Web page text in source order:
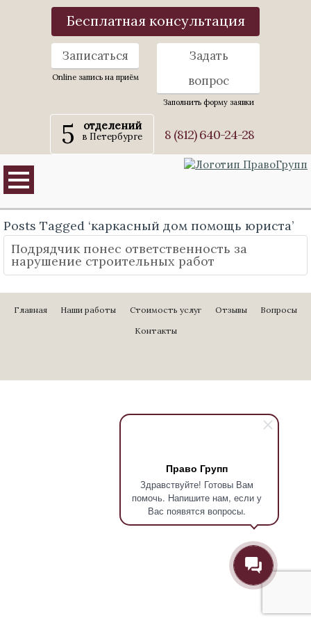
Право Групп
Здравствуйте! Готовы Вам
помочь. Напишите нам, если у
Вас появятся вопросы.
Бесплатная консультация
Записаться
Online запись на приём
Задать
вопрос
Заполнить форму заявки
5 отделений
в Петербурге 8 (812) 640-24-28
Posts Tagged ‘каркасный дом помощь юриста’
Подрядчик понес ответственность за
нарушение строительных работ
Главная Наши работы Стоимость услуг Отзывы
Вопросы
Контакты